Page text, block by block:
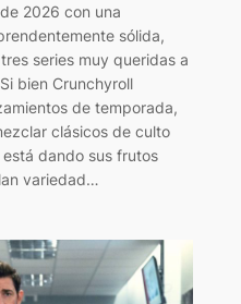
2026 con una
sólida,
series muy queridas a
bien Crunchyroll
de temporada,
clásicos de culto
dando sus frutos
variedad…